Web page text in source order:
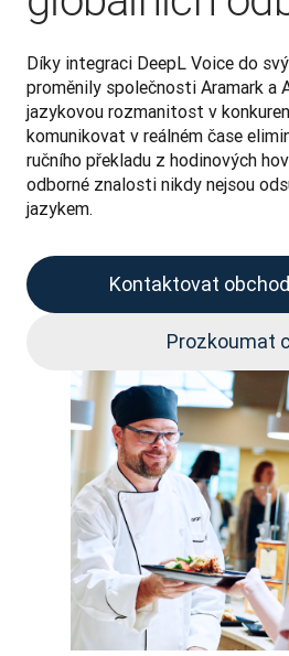
Díky integraci DeepL Voice do
proměnily společnosti Aramark a
jazykovou rozmanitost v
komunikovat v reálném čase
ručního překladu z hodinových
odborné znalosti nikdy nejsou
jazykem.
Kontaktovat
Prozkoumat